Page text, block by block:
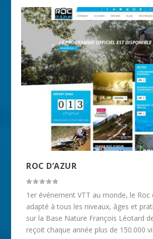
ROC D’AZUR
1er événement VTT au monde, le Roc
adapté à tous les niveaux, âges et
sur la Base Nature François Léotard
reçoit chaque année plus de 150.000